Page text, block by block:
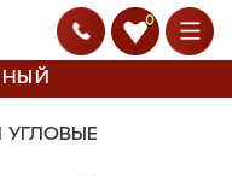
0
УГЛОВЫЕ